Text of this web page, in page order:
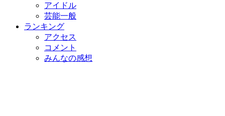
アイドル
芸能一般
ランキング
アクセス
コメント
みんなの感想